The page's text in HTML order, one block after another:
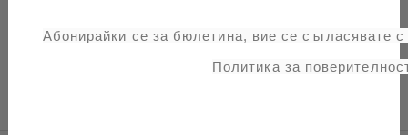
Вътрешна част: естествена кожа
Подметка: гума
Абонирайки се за бюлетина, вие се съгласявате
Политика за